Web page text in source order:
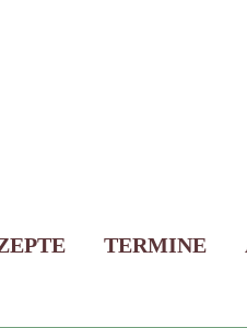
TERMINE
Liebevolle